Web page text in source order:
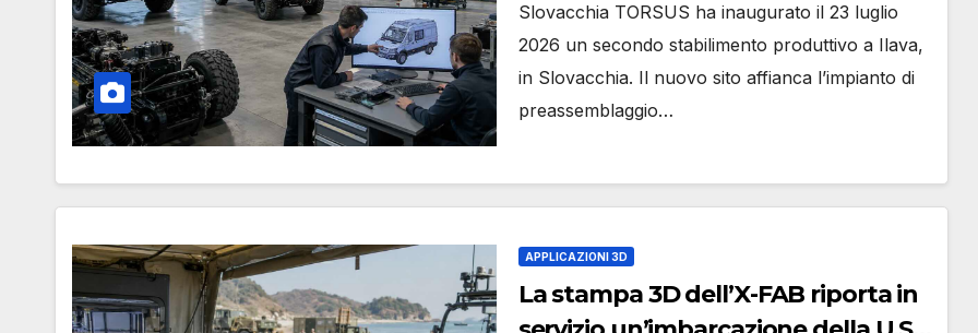
Slovacchia TORSUS ha inaugurato il 23 luglio
2026 un secondo stabilimento produttivo a Ilava,
in Slovacchia. Il nuovo sito affianca l’impianto di
preassemblaggio…
APPLICAZIONI 3D
La stampa 3D dell’X-FAB riporta in